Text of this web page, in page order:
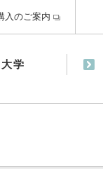
入のご案内
大学